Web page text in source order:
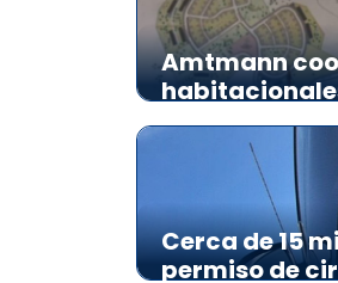
Amtmann
Cerca de 15
permiso de